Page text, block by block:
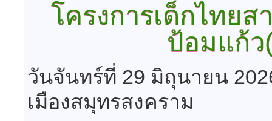
โครงการเด็กไทยส
ป้อมแก้
วันจันทร์ที่ 29 มิถุนายน
เมืองสมุทรสงคราม